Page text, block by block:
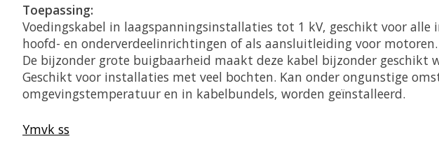
Toepassing:
Voedingskabel in laagspanningsinstallaties tot 1 kV, geschikt voor alle
hoofd- en onderverdeelinrichtingen of als aansluitleiding voor motoren.
De bijzonder grote buigbaarheid maakt deze kabel bijzonder
Geschikt voor installaties met veel bochten. Kan onder ongunstige
omgevingstemperatuur en in kabelbundels, worden geïnstalleerd.
Ymvk ss